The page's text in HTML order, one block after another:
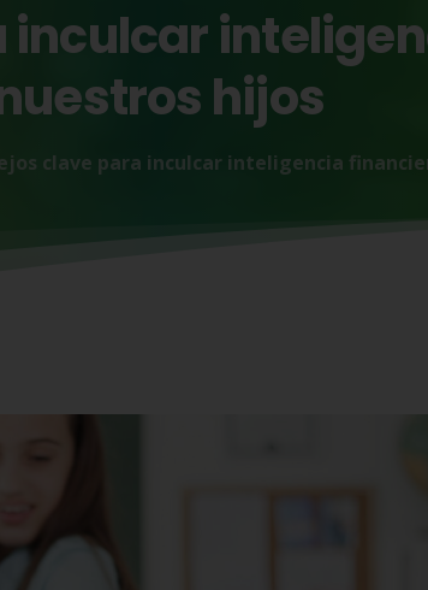
inculcar
hijos
clave para inculcar inteligencia